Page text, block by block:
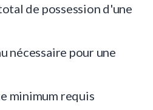
de possession d'une
nécessaire pour une
minimum requis